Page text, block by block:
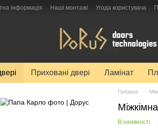
інформація Наші монтажі Угода користувача
Приховані двері Ламінат
Головна
В наявності